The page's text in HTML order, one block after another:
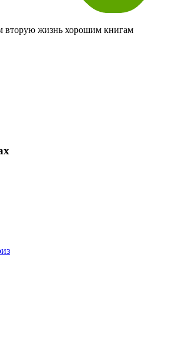
вторую жизнь хорошим книгам